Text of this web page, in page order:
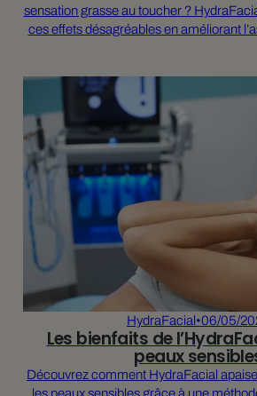
sensation grasse au toucher ?
ces effets désagréables en améliorant
HydraFacial •06/05/
Les bienfaits de
peaux
Découvrez comment HydraFacial
les peaux sensibles grâce à une